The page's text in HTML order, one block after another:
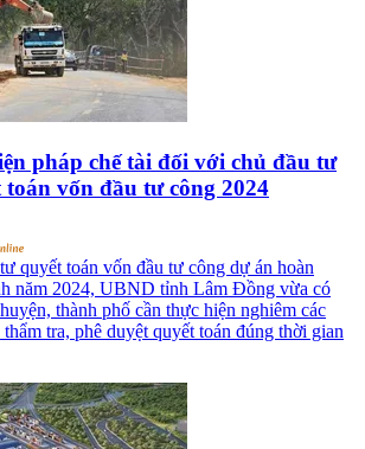
pháp chế tài đối với chủ đầu tư
vốn đầu tư công 2024
quyết toán vốn đầu tư công dự án hoàn
năm 2024, UBND tỉnh Lâm Đồng vừa có
thành phố cần thực hiện nghiêm các
tra, phê duyệt quyết toán đúng thời gian